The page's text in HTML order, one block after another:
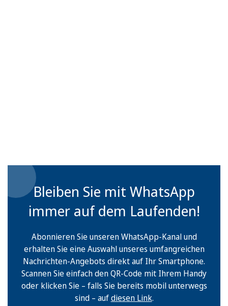
Bleiben Sie mit WhatsApp
immer auf dem Laufenden!
Abonnieren Sie unseren WhatsApp-Kanal und
erhalten Sie eine Auswahl unseres umfangreichen
Nachrichten-Angebots direkt auf Ihr Smartphone.
Scannen Sie einfach den QR-Code mit Ihrem Handy
oder klicken Sie – falls Sie bereits mobil unterwegs
sind – aufdiesen Link.